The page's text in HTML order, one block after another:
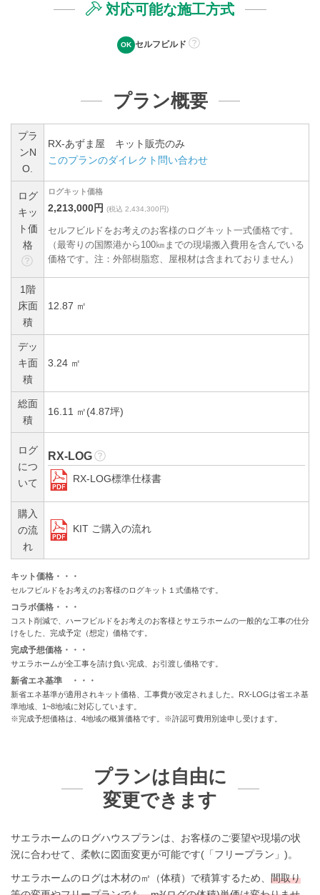
対応可能な施工方式
セルフビルド
プラン概要
プラ
ンN
O.
RX-あずま屋 キット販売のみ
このプランのダイレクト問い合わせ
ログ
キッ
ト価
格
ログキット価格
2,213,000円 (税込 2,434,300円)
セルフビルドをお考えのお客様のログキット一式価格です。
（最寄りの国際港から100㎞までの現場搬入費用を含んでいる
価格です。注：外部樹脂窓、屋根材は含まれておりません）
1階
床面
積
12.87 ㎡
デッ
キ面
積
3.24 ㎡
総面
積
16.11 ㎡(4.87坪)
ログ
につ
いて
RX-LOG
RX-LOG標準仕様書
購入
の流
れ
KIT ご購入の流れ
キット価格・・・
セルフビルドをお考えのお客様のログキット１式価格です。
コラボ価格・・・
コスト削減で、ハーフビルドをお考えのお客様とサエラホームの一般的な工事の仕分
けをした、完成予定（想定）価格です。
完成予想価格・・・
サエラホームが全工事を請け負い完成、お引渡し価格です。
新省エネ基準 ・・・
新省エネ基準が適用されキット価格、工事費が改定されました。RX-LOGは省エネ基
準地域、1~8地域に対応しています。
※完成予想価格は、4地域の概算価格です。※許認可費用別途申し受けます。
プランは自由に
変更できます
サエラホームのログハウスプランは、お客様のご要望や現場の状
況に合わせて、柔軟に図面変更が可能です(「フリープラン」)。
サエラホームのログは木材の㎥（体積）で積算するため、 間取り